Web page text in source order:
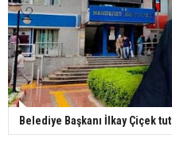
Belediye Başkanı İlkay Çiçek